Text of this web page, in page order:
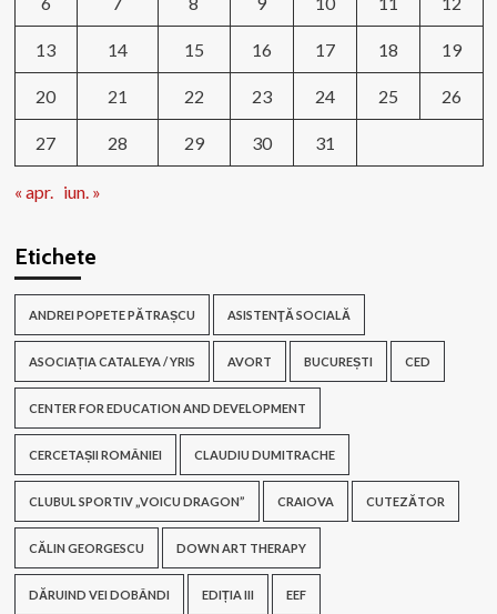
13 14 15 16 17 18 19
20 21 22 23 24 25 26
27 28 29 30 31
« apr. iun. »
Etichete
ANDREI POPETE PĂTRAȘCU ASISTENŢĂ SOCIALĂ
ASOCIAȚIA CATALEYA / YRIS AVORT BUCUREȘTI CED
CENTER FOR EDUCATION AND DEVELOPMENT
CERCETAȘII ROMÂNIEI CLAUDIU DUMITRACHE
CLUBUL SPORTIV „VOICU DRAGON” CRAIOVA CUTEZĂTOR
CĂLIN GEORGESCU DOWN ART THERAPY
DĂRUIND VEI DOBÂNDI EDIȚIA III EEF